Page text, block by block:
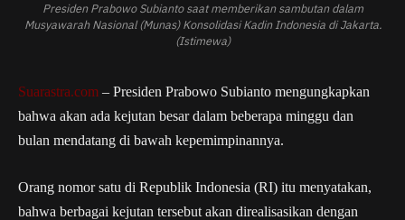
Presiden Prabowo Subianto saat memberikan sambutan dalam
Musyawarah Nasional (Munas) Konsolidasi Kadin Indonesia di Jakarta.
(Istimewa)
Suarastra.com – Presiden Prabowo Subianto mengungkapkan
bahwa akan ada kejutan besar dalam beberapa minggu dan
bulan mendatang di bawah kepemimpinannya.
Orang nomor satu di Republik Indonesia (RI) itu menyatakan,
bahwa berbagai kejutan tersebut akan direalisasikan dengan